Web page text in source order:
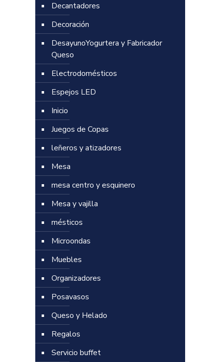
Decantadores
Decoración
DesayunoYogurtera y Fabricador
Queso
Electrodomésticos
Espejos LED
Inicio
Juegos de Copas
leñeros y atizadores
Mesa
mesa centro y esquinero
Mesa y vajilla
mésticos
Microondas
Muebles
Organizadores
Posavasos
Queso y Helado
Regalos
Servicio buffet